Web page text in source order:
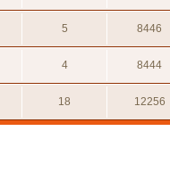
5 8446
4 8444
18 12256